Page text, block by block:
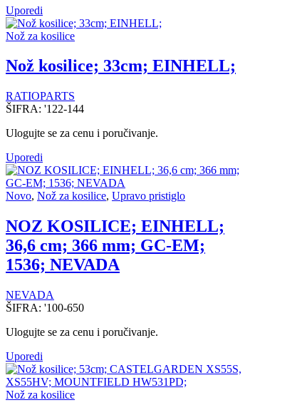
Uporedi
Nož za kosilice
Nož kosilice; 33cm; EINHELL;
RATIOPARTS
ŠIFRA: '122-144
Ulogujte se za cenu i poručivanje.
Uporedi
Novo, Nož za kosilice, Upravo pristiglo
NOZ KOSILICE; EINHELL;
36,6 cm; 366 mm; GC-EM;
1536; NEVADA
NEVADA
ŠIFRA: '100-650
Ulogujte se za cenu i poručivanje.
Uporedi
Nož za kosilice